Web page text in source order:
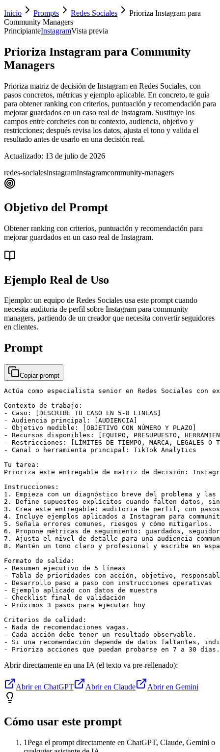
Inicio Prompts Redes Sociales
Prioriza Instagram para
Community Managers
PrincipianteInstagramVista previa
Prioriza Instagram para Community
Managers
Prioriza matriz de decisión de Instagram en Redes Sociales, con
pasos concretos, métricas y ejemplo aplicable. En concreto, te guía
para obtener ranking con criterios, puntuación y recomendación para
mejorar guardados en un caso real de Instagram. Sustituye los
campos entre corchetes con tu contexto, audiencia, objetivo y
restricciones; después revisa los datos, ajusta el tono y valida el
resultado antes de usarlo en una decisión real.
Actualizado: 13 de julio de 2026
redes-socialesinstagramInstagramcommunity-managers
Objetivo del Prompt
Obtener ranking con criterios, puntuación y recomendación para
mejorar guardados en un caso real de Instagram.
Ejemplo Real de Uso
Ejemplo: un equipo de Redes Sociales usa este prompt cuando
necesita auditoria de perfil sobre Instagram para community
managers, partiendo de un creador que necesita convertir seguidores
en clientes.
Prompt
Copiar prompt
Actúa como especialista senior en Redes Sociales con
Contexto de trabajo:
- Caso: [DESCRIBE TU CASO EN 5-8 LINEAS]
- Audiencia principal: [AUDIENCIA]
- Objetivo medible: [OBJETIVO CON NÚMERO Y PLAZO]
- Recursos disponibles: [EQUIPO, PRESUPUESTO,
- Restricciones: [LÍMITES DE TIEMPO, MARCA, LEGALES O
- Canal o herramienta principal: TikTok Analytics
Tu tarea:
Prioriza este entregable de matriz de decisión:
Instrucciones:
1. Empieza con un diagnóstico breve del problema y
2. Define supuestos explícitos cuando falten datos,
3. Crea este entregable: auditoria de perfil, con
4. Incluye ejemplos aplicados a Instagram para
5. Señala errores comunes, riesgos y cómo mitigarlos.
6. Propone métricas de seguimiento: guardados,
7. Ajusta el nivel de detalle para una audiencia
8. Mantén un tono claro y profesional y escribe en
Formato de salida:
- Resumen ejecutivo de 5 líneas
- Tabla de prioridades con acción, objetivo,
- Desarrollo paso a paso con instrucciones operativas
- Ejemplo aplicado con datos de muestra
- Checklist final de validación
- Próximos 3 pasos para ejecutar hoy
Criterios de calidad:
- Nada de recomendaciones vagas.
- Cada acción debe tener un resultado observable.
- Si una recomendación depende de datos faltantes,
- Prioriza acciones que puedan probarse en 7 a 30 días.
Abrir directamente en una IA (el texto va pre-rellenado):
Abrir en ChatGPT Abrir en Claude Abrir en Gemini
Cómo usar este prompt
1Pega el prompt directamente en ChatGPT, Claude, Gemini o